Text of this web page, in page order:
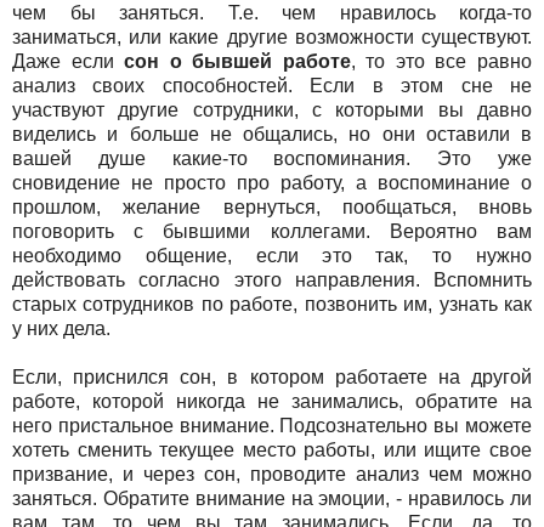
чем бы заняться. Т.е. чем нравилось когда-то
заниматься, или какие другие возможности существуют.
Даже еслисон о бывшей работе, то это все равно
анализ своих способностей. Если в этом сне не
участвуют другие сотрудники, с которыми вы давно
виделись и больше не общались, но они оставили в
вашей душе какие-то воспоминания. Это уже
сновидение не просто про работу, а воспоминание о
прошлом, желание вернуться, пообщаться, вновь
поговорить с бывшими коллегами. Вероятно вам
необходимо общение, если это так, то нужно
действовать согласно этого направления. Вспомнить
старых сотрудников по работе, позвонить им, узнать как
у них дела.
Если, приснился сон, в котором работаете на другой
работе, которой никогда не занимались, обратите на
него пристальное внимание. Подсознательно вы можете
хотеть сменить текущее место работы, или ищите свое
призвание, и через сон, проводите анализ чем можно
заняться. Обратите внимание на эмоции, - нравилось ли
вам там, то чем вы там занимались. Если, да, то